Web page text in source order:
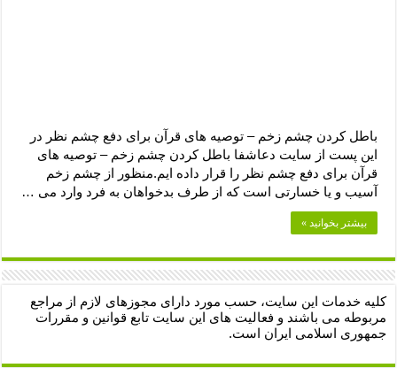
باطل کردن چشم زخم – توصیه های قرآن برای دفع چشم نظر در
این پست از سایت دعاشفا باطل کردن چشم زخم – توصیه های
قرآن برای دفع چشم نظر را قرار داده ایم.منظور از چشم زخم
آسیب و یا خسارتی است که از طرف بدخواهان به فرد وارد می …
بیشتر بخوانید »
کلیه خدمات این سایت، حسب مورد دارای مجوزهای لازم از مراجع
مربوطه می باشند و فعالیت های این سایت تابع قوانین و مقررات
جمهوری اسلامی ایران است.